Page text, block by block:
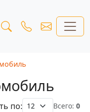
по: Всего: 0